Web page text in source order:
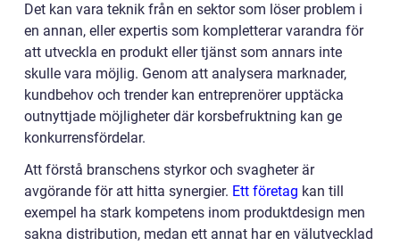
Det kan vara teknik från en sektor som löser problem i
en annan, eller expertis som kompletterar varandra för
att utveckla en produkt eller tjänst som annars inte
skulle vara möjlig. Genom att analysera marknader,
kundbehov och trender kan entreprenörer upptäcka
outnyttjade möjligheter där korsbefruktning kan ge
konkurrensfördelar.
Att förstå branschens styrkor och svagheter är
avgörande för att hitta synergier. Ett företag kan till
exempel ha stark kompetens inom produktdesign men
sakna distribution, medan ett annat har en välutvecklad